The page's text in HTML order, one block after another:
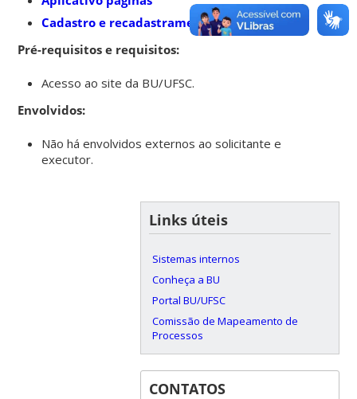
Cadastro e recadastramento de usuários
Pré-requisitos e requisitos:
Acesso ao site da BU/UFSC.
Envolvidos:
Não há envolvidos externos ao solicitante e
executor.
Links úteis
Sistemas internos
Conheça a BU
Portal BU/UFSC
Comissão de Mapeamento de
Processos
CONTATOS